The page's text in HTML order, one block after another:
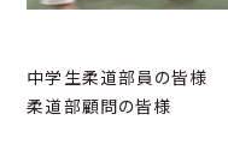
中学生柔道部員の皆様
柔道部顧問の皆様